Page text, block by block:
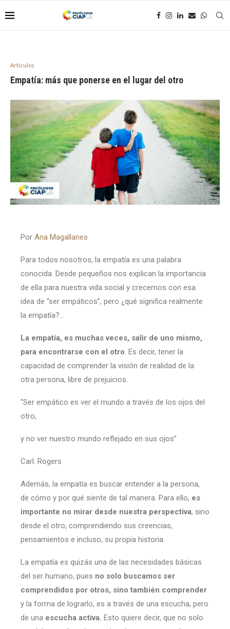
Artículos
Empatía: más que ponerse en el lugar del otro
Por Ana Magallanes
Para todos nosotros, la empatía es una palabra
conocida. Desde pequeños nos explican la importancia
de ella para nuestra vida social y crecemos con esa
idea de “ser empáticos”, pero ¿qué significa realmente
la empatía?…
La empatía, es muchas veces, salir de uno mismo,
para encontrarse con el otro. Es decir, tener la
capacidad de comprender la visión de realidad de la
otra persona, libre de prejuicios.
“Ser empático es ver el mundo a través de los ojos del
otro,
y no ver nuestro mundo reflejado en sus ojos”
Carl. Rogers
Además, la empatía es buscar entender a la persona,
de cómo y por qué siente de tal manera. Para ello, es
importante no mirar desde nuestra perspectiva, sino
desde el otro, comprendiendo sus creencias,
pensamientos e incluso, su propia historia.
La empatía es quizás una de las necesidades básicas
del ser humano, pues no solo buscamos ser
comprendidos por otros, sino también comprender
y la forma de lograrlo, es a través de una escucha, pero
de una escucha activa. Esto quiere decir, que no solo